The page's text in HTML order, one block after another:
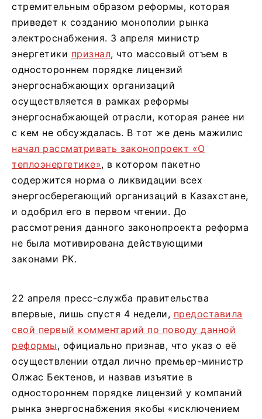
стремительным образом реформы, которая
приведет к созданию монополии рынка
электроснабжения. 3 апреля министр
энергетики признал, что массовый отъем в
одностороннем порядке лицензий
энергоснабжающих организаций
осуществляется в рамках реформы
энергоснабжающей отрасли, которая ранее ни
с кем не обсуждалась. В тот же день мажилис
начал рассматривать законопроект «О
теплоэнергетике», в котором пакетно
содержится норма о ликвидации всех
энергосберегающий организаций в Казахстане,
и одобрил его в первом чтении. До
рассмотрения данного законопроекта реформа
не была мотивирована действующими
законами РК.
22 апреля пресс-служба правительства
впервые, лишь спустя 4 недели, предоставила
свой первый комментарий по поводу данной
реформы, официально признав, что указ о её
осуществлении отдал лично премьер-министр
Олжас Бектенов, и назвав изъятие в
одностороннем порядке лицензий у компаний
рынка энергоснабжения якобы «исключением